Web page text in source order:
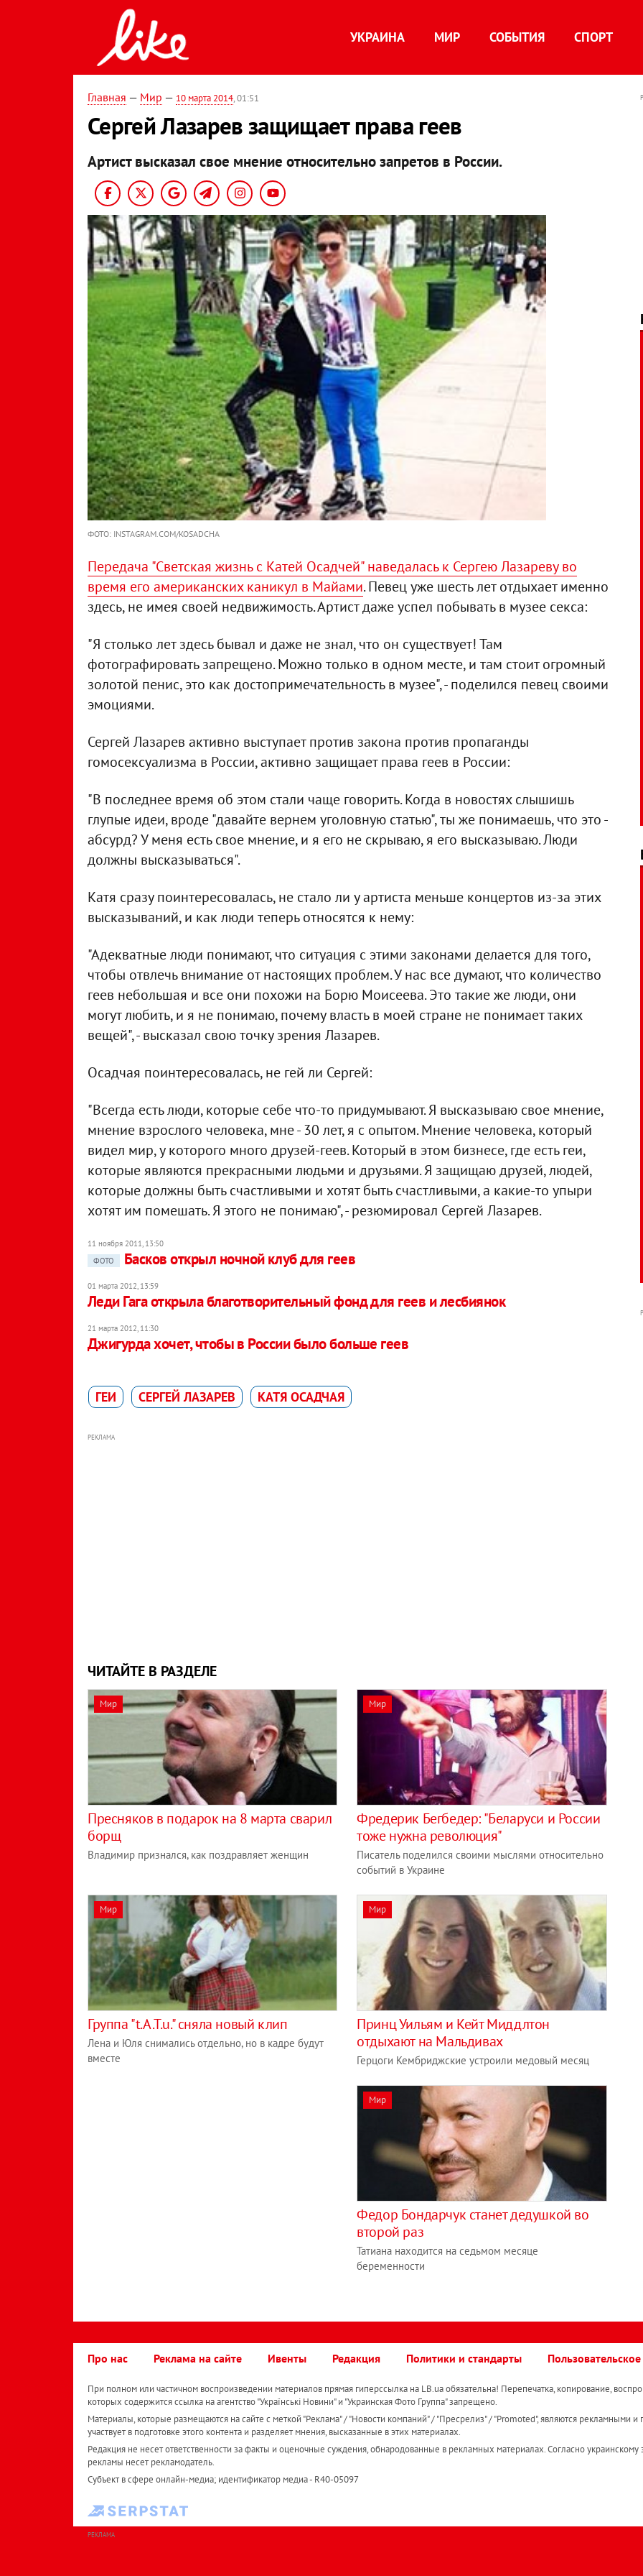
УКРАИНА МИР СОБЫТИЯ СПОРТ
Главная — Мир — 10 марта 2014, 01:51
Сергей Лазарев защищает права геев
Артист высказал свое мнение относительно запретов в России.
ФОТО: INSTAGRAM.COM/KOSADCHA
Передача "Светская жизнь с Катей Осадчей" наведалась к Сергею Лазареву во
время его американских каникул в Майами. Певец уже шесть лет отдыхает именно
здесь, не имея своей недвижимость. Артист даже успел побывать в музее секса:
"Я столько лет здесь бывал и даже не знал, что он существует! Там
фотографировать запрещено. Можно только в одном месте, и там стоит огромный
золотой пенис, это как достопримечательность в музее", - поделился певец своими
эмоциями.
Сергей Лазарев активно выступает против закона против пропаганды
гомосексуализма в России, активно защищает права геев в России:
"В последнее время об этом стали чаще говорить. Когда в новостях слышишь
глупые идеи, вроде "давайте вернем уголовную статью", ты же понимаешь, что это -
абсурд? У меня есть свое мнение, и я его не скрываю, я его высказываю. Люди
должны высказываться".
Катя сразу поинтересовалась, не стало ли у артиста меньше концертов из-за этих
высказываний, и как люди теперь относятся к нему:
"Адекватные люди понимают, что ситуация с этими законами делается для того,
чтобы отвлечь внимание от настоящих проблем. У нас все думают, что количество
геев небольшая и все они похожи на Борю Моисеева. Это такие же люди, они
могут любить, и я не понимаю, почему власть в моей стране не понимает таких
вещей", - высказал свою точку зрения Лазарев.
Осадчая поинтересовалась, не гей ли Сергей:
"Всегда есть люди, которые себе что-то придумывают. Я высказываю свое мнение,
мнение взрослого человека, мне - 30 лет, я с опытом. Мнение человека, который
видел мир, у которого много друзей-геев. Который в этом бизнесе, где есть геи,
которые являются прекрасными людьми и друзьями. Я защищаю друзей, людей,
которые должны быть счастливыми и хотят быть счастливыми, а какие-то упыри
хотят им помешать. Я этого не понимаю", - резюмировал Сергей Лазарев.
11 ноября 2011, 13:50
ФОТО
Басков открыл ночной клуб для геев
01 марта 2012, 13:59
Леди Гага открыла благотворительный фонд для геев и лесбиянок
21 марта 2012, 11:30
Джигурда хочет, чтобы в России было больше геев
ГЕИ СЕРГЕЙ ЛАЗАРЕВ КАТЯ ОСАДЧАЯ
РЕКЛАМА
ЧИТАЙТЕ В РАЗДЕЛЕ
Мир
Пресняков в подарок на 8 марта сварил
борщ
Владимир признался, как поздравляет женщин
Мир
Фредерик Бегбедер: "Беларуси и России
тоже нужна революция"
Писатель поделился своими мыслями относительно
событий в Украине
Мир
Группа "t.A.T.u." сняла новый клип
Лена и Юля снимались отдельно, но в кадре будут
вместе
Мир
Принц Уильям и Кейт Миддлтон
отдыхают на Мальдивах
Герцоги Кембриджские устроили медовый месяц
Мир
Федор Бондарчук станет дедушкой во
второй раз
Татиана находится на седьмом месяце
беременности
Про нас Реклама на сайте Ивенты Редакция Политики и стандарты
При полном или частичном воспроизведении материалов прямая гиперссылка на LB.ua обязательна! Перепечатка, копирование,
которых содержится ссылка на агентство "Українськi Новини" и "Украинская Фото Группа" запрещено.
Материалы, которые размещаются на сайте с меткой "Реклама" / "Новости компаний" / "Пресрелиз" / "Promoted", являются рекламными и
участвует в подготовке этого контента и разделяет мнения, высказанные в этих материалах.
Редакция не несет ответственности за факты и оценочные суждения, обнародованные в рекламных материалах. Согласно украинскому
рекламы несет рекламодатель.
Субъект в сфере онлайн-медиа; идентификатор медиа - R40-05097
РЕКЛАМА